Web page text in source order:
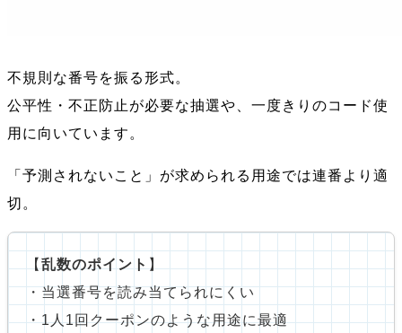
不規則な番号を振る形式。
公平性・不正防止が必要な抽選や、一度きりのコード使
用に向いています。
「予測されないこと」が求められる用途では連番より適
切。
【乱数のポイント】
・当選番号を読み当てられにくい
・1人1回クーポンのような用途に最適